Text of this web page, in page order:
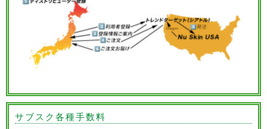
サブスク各種手数料